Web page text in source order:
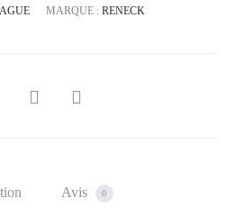
MARQUE : RENECK
Avis 0